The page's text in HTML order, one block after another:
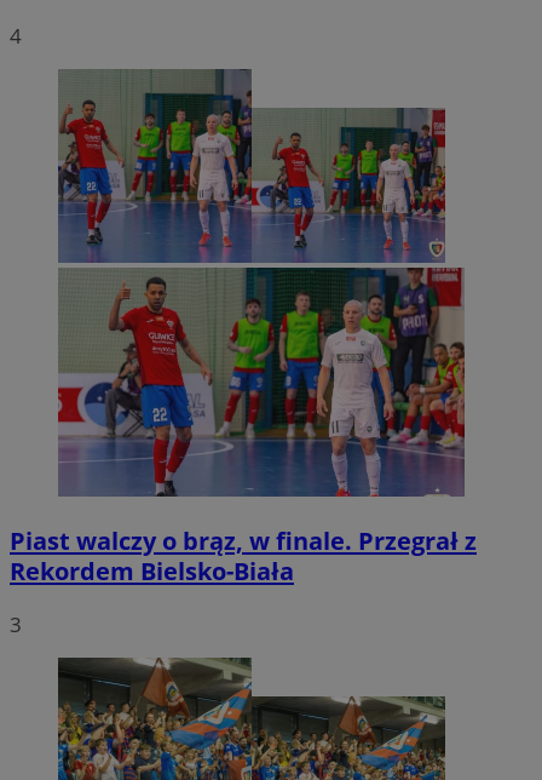
4
Piast walczy o brąz, w finale. Przegrał z
Rekordem Bielsko-Biała
3